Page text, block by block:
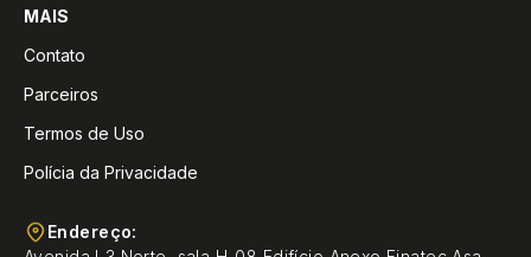
MAIS
Contato
Parceiros
Termos de Uso
Polícia da Privacidade
Endereço: